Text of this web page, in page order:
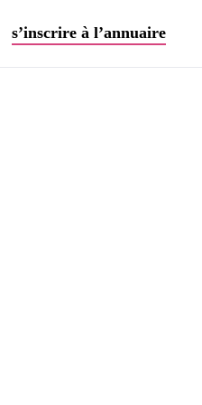
s’inscrire à l’annuaire